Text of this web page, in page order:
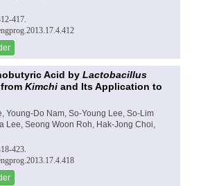
417.
Acid by Lactobacillus
Kimchi and Its Application to
Young-Do Nam, So-Young Lee, So-Lim
Lee, Seong Woon Roh, Hak-Jong Choi,
423.